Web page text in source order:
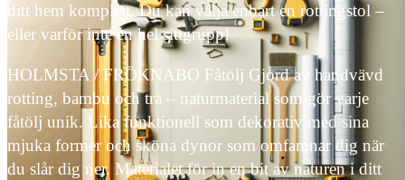
ditt hem komplett. Du kan välja enbart en rottingstol –
eller varför inte en hel sittgrupp!
HOLMSTA / FRÖKNABO Fåtölj Gjord av handvävd
rotting, bambu och trä – naturmaterial som gör varje
fåtölj unik. Lika funktionell som dekorativ med sina
mjuka former och sköna dynor som omfamnar dig när
du slår dig ner. Materialet för in en bit av naturen i ditt